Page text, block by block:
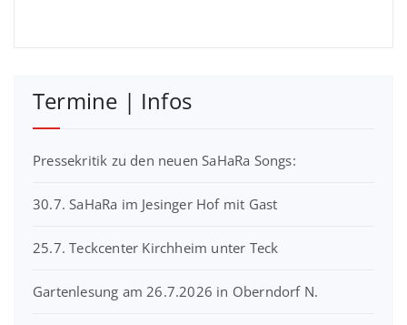
Termine | Infos
Pressekritik zu den neuen SaHaRa Songs:
30.7. SaHaRa im Jesinger Hof mit Gast
25.7. Teckcenter Kirchheim unter Teck
Gartenlesung am 26.7.2026 in Oberndorf N.